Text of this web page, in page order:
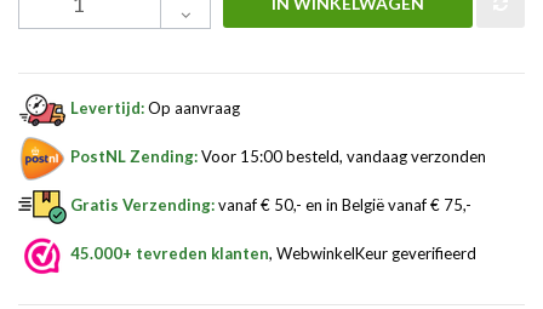
Levertijd:Op aanvraag
PostNL Zending:Voor 15:00 besteld, vandaag verzonden
Gratis Verzending:vanaf € 50,- en in België vanaf € 75,-
45.000+ tevreden klanten, WebwinkelKeur geverifieerd